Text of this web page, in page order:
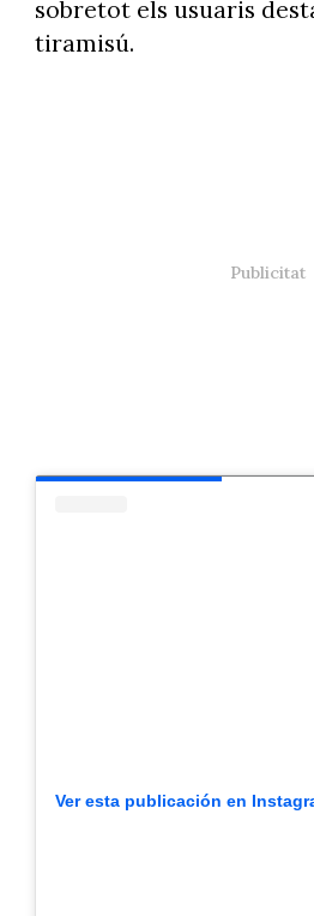
sobretot els usuaris
tiramisú.
Ver esta publicación en